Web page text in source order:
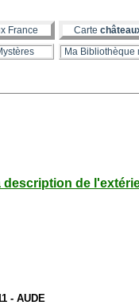
France Carte
Ma Bibliothèque
description de
- AUDE